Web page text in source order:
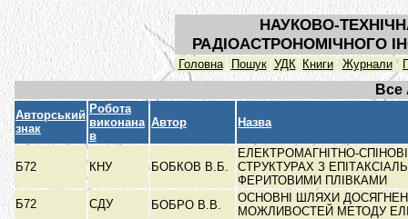
НАУКОВО-
РАДІОАСТРОНОМІЧНОГО
Головна Пошук УДК Книги Журнали
Все
Авторський
знак
Робота
виконана
в
Автор Назва
Б72 КНУ БОБКОВ В.Б.
ЕЛЕКТРОМАГНІТНО-
СТРУКТУРАХ З
ФЕРИТОВИМИ ПЛІВКАМИ
Б72
СДУ БОБРО В.В.
ОСНОВНІ ШЛЯХИ
МОЖЛИВОСТЕЙ МЕТОДУ